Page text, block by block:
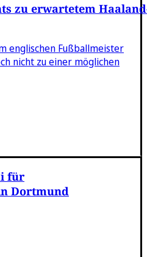
zu erwartetem
englischen Fußballmeister
nicht zu einer möglichen
für
Dortmund